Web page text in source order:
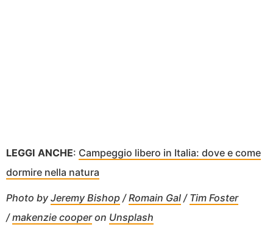
LEGGI ANCHE: Campeggio libero in Italia: dove e come
dormire nella natura
Photo byJeremy Bishop /Romain Gal / Tim Foster
/makenzie cooperon Unsplash